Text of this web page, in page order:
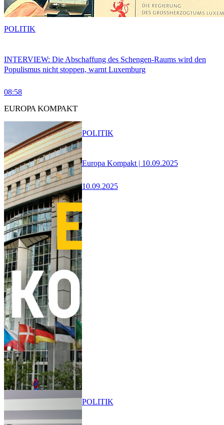
INTERVIEW: Die Abschaffung des Schengen-Raums wird den
Populismus nicht stoppen, warnt Luxemburg
08:58
POLITIK
EUROPA KOMPAKT
Europa Kompakt | 10.09.2025
10.09.2025
POLITIK
POLITIK